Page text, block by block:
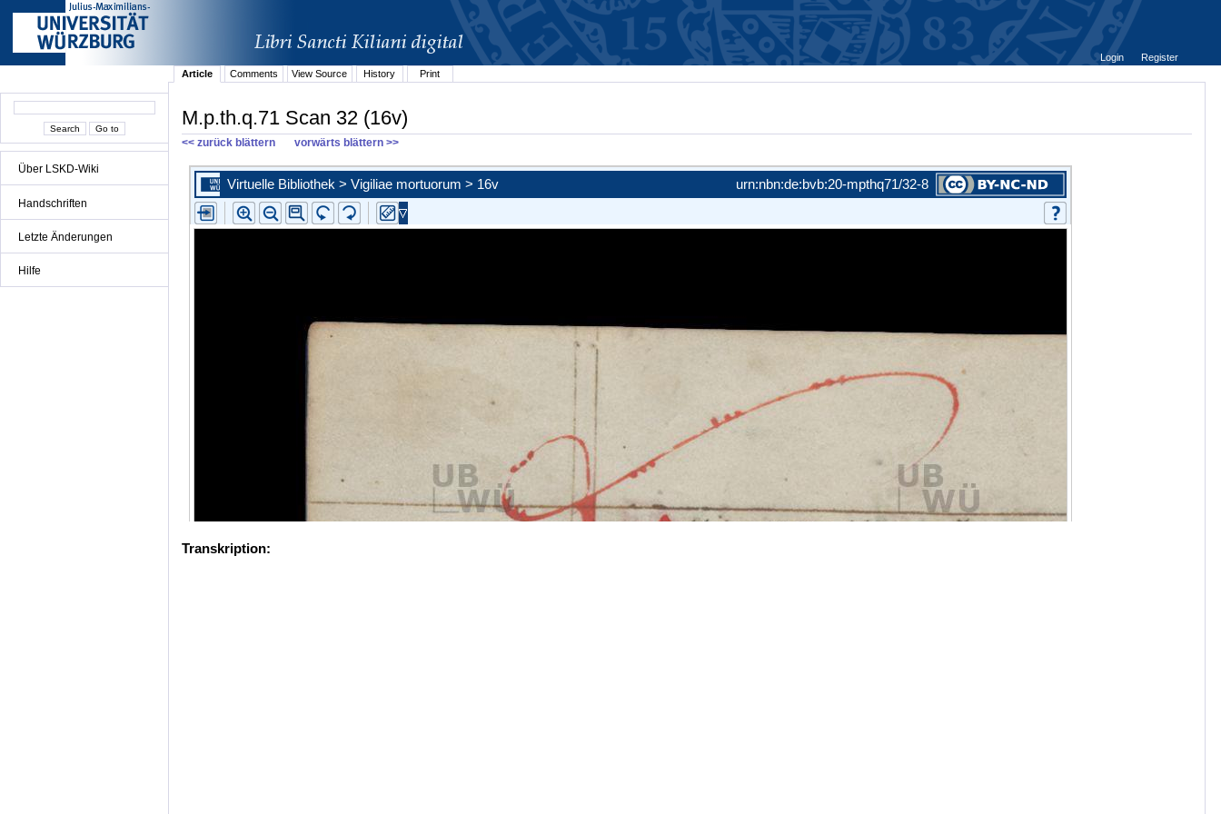
Über LSKD-Wiki
Handschriften
Letzte Änderungen
Hilfe
Login
Register
Article
Comments View Source History Print
M.p.th.q.71 Scan 32 (16v)
<< zurück blättern vorwärts blättern >>
Transkription: